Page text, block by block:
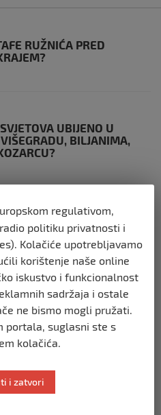
RUŽNIĆA PRED
UBIJENO U
BILJANIMA,
BIHAĆ PRISUSTVOVALI
34. GODIŠNJICE ZLOČINA
SEKTORU, REGISTAR I
TRANSPARENTNOSTI I
regulativom,
politiku privatnosti i
Kolačiće upotrebljavamo
korištenje naše online
iskustvo i funkcionalnost
sadržaja i ostale
ne bismo mogli pružati.
portala, suglasni ste s
kolačića.
i zatvori